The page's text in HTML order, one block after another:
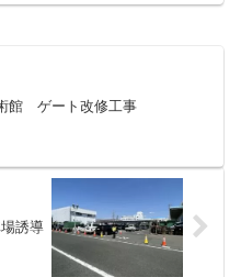
館 ゲート改修工事
誘導